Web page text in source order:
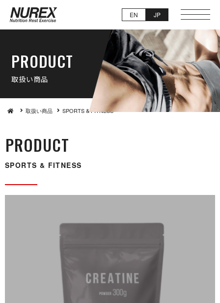
EN JP
PRO D U C T
取 扱 い 商 品
取扱い商品 SPORTS & FIT N E S S
PRO D U C T
SPORTS & FIT N E S S